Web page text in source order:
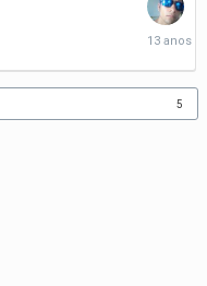
Julho
2013
5